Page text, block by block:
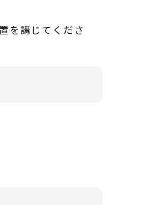
を講じてくださ